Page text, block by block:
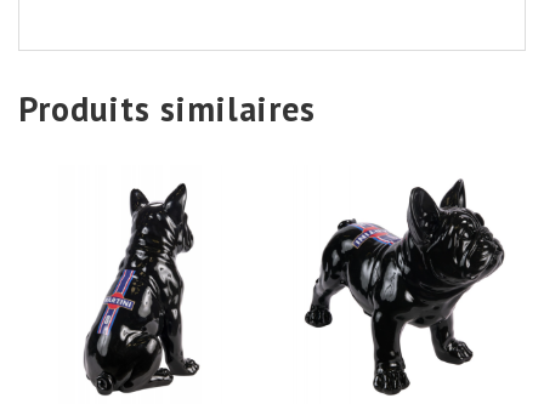
Produits similaires